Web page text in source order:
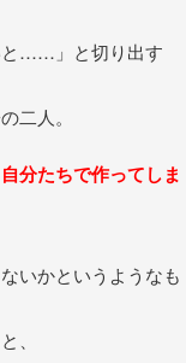
と……」と切り出す
二人。
分たちで作ってしま
いかというようなも
、